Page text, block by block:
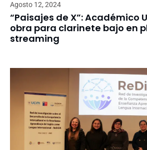
Agosto 12, 2024
“Paisajes de X”: Académico
obra para clarinete bajo en
streaming